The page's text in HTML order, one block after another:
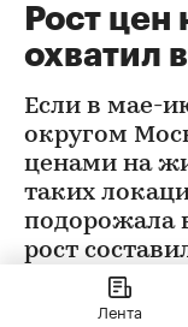
Рост
охватил
Если в мае-
округом
ценами на
таких
подорожала
рост
Лента